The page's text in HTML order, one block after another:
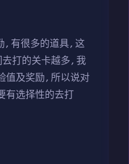
,有很多的道具,这
打的关卡越多,我
值及奖励,所以说对
选择性的去打